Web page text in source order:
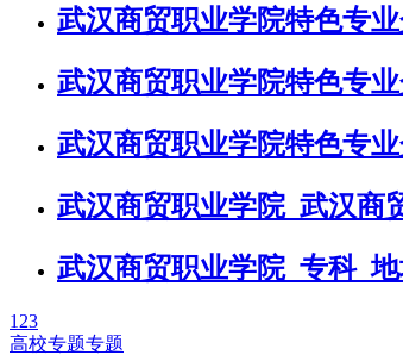
武汉商贸职业学院特色专
武汉商贸职业学院特色专
武汉商贸职业学院特色专
武汉商贸职业学院_武汉商
武汉商贸职业学院_专科_
1 23
高校专题专题